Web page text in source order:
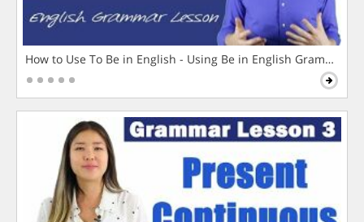
How to Use To Be in English - Using Be in English Grammar